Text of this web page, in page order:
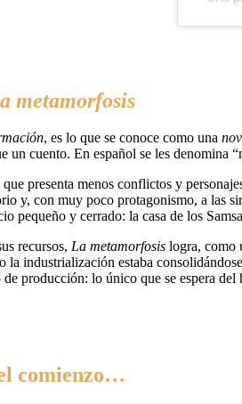
metamorfosis
, es lo que se conoce como una
un cuento. En español se les denomina
presenta menos conflictos y
y, con muy poco protagonismo, a las
pequeño y cerrado: la casa de los
recursos, La metamorfosis logra, como
industrialización estaba
producción: lo único que se espera
comienzo…